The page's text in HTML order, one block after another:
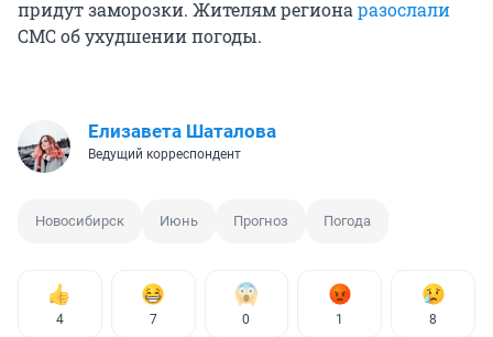
придут заморозки. Жителям региона разослали
СМС об ухудшении погоды.
Елизавета Шаталова
Ведущий корреспондент
Новосибирск Июнь Прогноз Погода
4 7 0 1 8